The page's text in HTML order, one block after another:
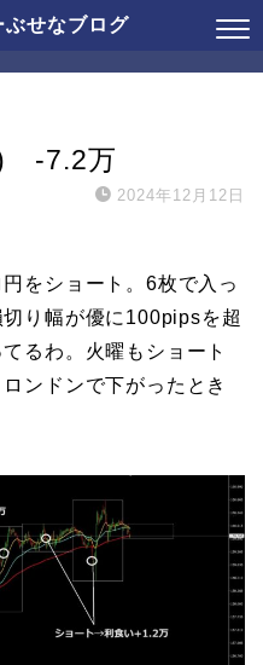
せなブログ
) -7.2万
2024年12月12日
をショート。6枚で入っ
り幅が優に100pipsを超
るわ。火曜もショート
ンドンで下がったとき